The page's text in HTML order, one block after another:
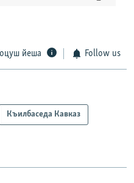
йеша Follow us
Къилбаседа Кавказ